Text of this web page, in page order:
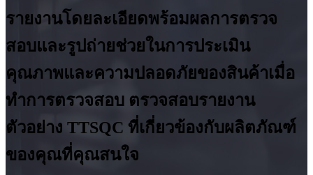
รายงานโดยละเอียดพร้อมผลการตรวจ
สอบและรูปถ่ายช่วยในการประเมิน
คุณภาพและความปลอดภัยของสินค้าเมื่อ
ทำการตรวจสอบ ตรวจสอบรายงาน
ตัวอย่าง TTSQC ที่เกี่ยวข้องกับผลิตภัณฑ์
ของคุณที่คุณสนใจ